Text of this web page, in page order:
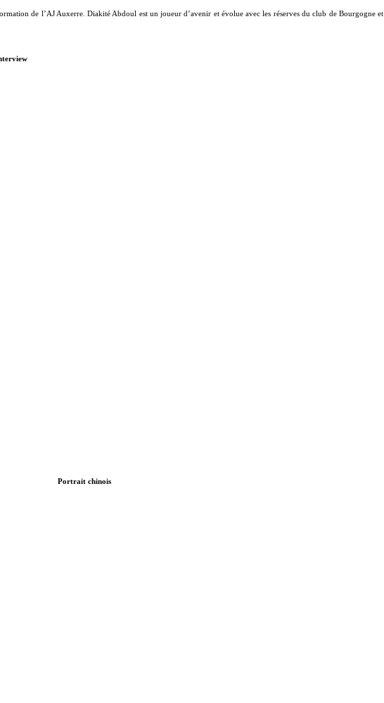
de l’AJ Auxerre. Diakité Abdoul est un joueur d’avenir et évolue avec les réserves du club de Bourgogne et
Portrait chinois